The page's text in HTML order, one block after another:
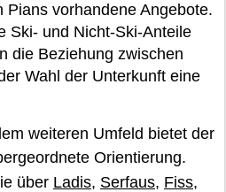
Pians vorhandene Angebote.
Ski- und Nicht-Ski-Anteile
die Beziehung zwischen
Wahl der Unterkunft eine
weiteren Umfeld bietet der
Orientierung.
über Ladis, Serfaus, Fiss,